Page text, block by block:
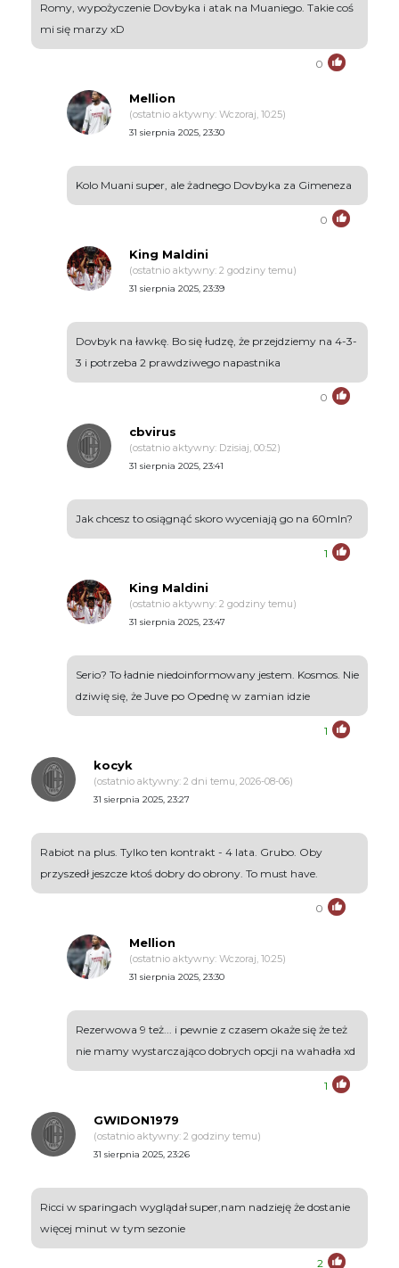
Romy, wypożyczenie Dovbyka i atak na Muaniego. Takie coś
mi się marzy xD
0
Mellion
(ostatnio aktywny: Wczoraj, 10:25)
31 sierpnia 2025, 23:30
Kolo Muani super, ale żadnego Dovbyka za Gimeneza
0
King Maldini
(ostatnio aktywny: 2 godziny temu)
31 sierpnia 2025, 23:39
Dovbyk na ławkę. Bo się łudzę, że przejdziemy na 4-3-
3 i potrzeba 2 prawdziwego napastnika
0
cbvirus
(ostatnio aktywny: Dzisiaj, 00:52)
31 sierpnia 2025, 23:41
Jak chcesz to osiągnąć skoro wyceniają go na 60mln?
1
King Maldini
(ostatnio aktywny: 2 godziny temu)
31 sierpnia 2025, 23:47
Serio? To ładnie niedoinformowany jestem. Kosmos. Nie
dziwię się, że Juve po Opednę w zamian idzie
1
kocyk
(ostatnio aktywny: 2 dni temu, 2026-08-06)
31 sierpnia 2025, 23:27
Rabiot na plus. Tylko ten kontrakt - 4 lata. Grubo. Oby
przyszedł jeszcze ktoś dobry do obrony. To must have.
0
Mellion
(ostatnio aktywny: Wczoraj, 10:25)
31 sierpnia 2025, 23:30
Rezerwowa 9 też... i pewnie z czasem okaże się że też
nie mamy wystarczająco dobrych opcji na wahadła xd
1
GWIDON1979
(ostatnio aktywny: 2 godziny temu)
31 sierpnia 2025, 23:26
Ricci w sparingach wyglądał super,nam nadzieję że dostanie
więcej minut w tym sezonie
2